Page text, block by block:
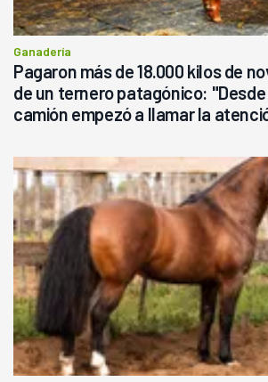
Ganadería
Pagaron más de 18.000 kilos de
de un ternero patagónico: "Desde
camión empezó a llamar la